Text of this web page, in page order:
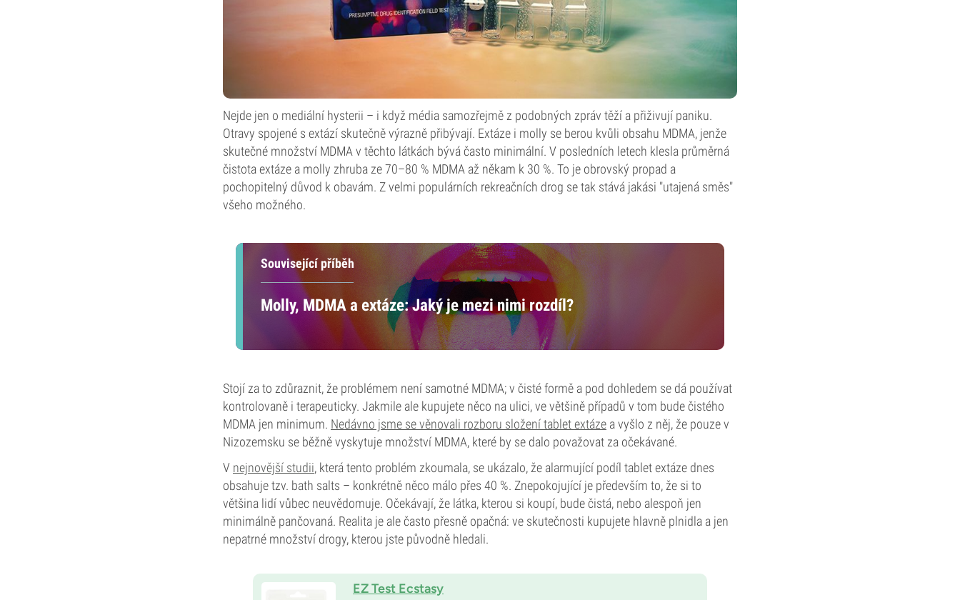
Nejde jen o mediální hysterii – i když média samozřejmě z podobných zpráv těží a přiživují paniku.
Otravy spojené s extází skutečně výrazně přibývají. Extáze i molly se berou kvůli obsahu MDMA, jenže
skutečné množství MDMA v těchto látkách bývá často minimální. V posledních letech klesla průměrná
čistota extáze a molly zhruba ze 70–80 % MDMA až někam k 30 %. To je obrovský propad a
pochopitelný důvod k obavám. Z velmi populárních rekreačních drog se tak stává jakási "utajená směs"
všeho možného.
Související příběh
Molly, MDMA a extáze: Jaký je mezi nimi rozdíl?
Stojí za to zdůraznit, že problémem není samotné MDMA; v čisté formě a pod dohledem se dá používat
kontrolovaně i terapeuticky. Jakmile ale kupujete něco na ulici, ve většině případů v tom bude čistého
MDMA jen minimum. Nedávno jsme se věnovali rozboru složení tablet extáze a vyšlo z něj, že pouze v
Nizozemsku se běžně vyskytuje množství MDMA, které by se dalo považovat za očekávané.
V nejnovější studii, která tento problém zkoumala, se ukázalo, že alarmující podíl tablet extáze dnes
obsahuje tzv. bath salts – konkrétně něco málo přes 40 %. Znepokojující je především to, že si to
většina lidí vůbec neuvědomuje. Očekávají, že látka, kterou si koupí, bude čistá, nebo alespoň jen
minimálně pančovaná. Realita je ale často přesně opačná: ve skutečnosti kupujete hlavně plnidla a jen
nepatrné množství drogy, kterou jste původně hledali.
EZ Test Ecstasy